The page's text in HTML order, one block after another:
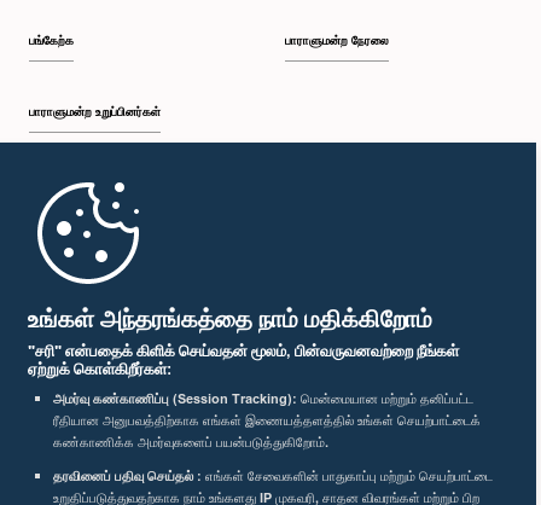
உங்கள் அந்தரங்கத்தை நாம் மதிக்கிறோம்
"சரி" என்பதைக் கிளிக் செய்வதன் மூலம், பின்வருவனவற்றை நீங்கள்
ஏற்றுக் கொள்கிறீர்கள்:
அமர்வு கண்காணிப்பு (Session Tracking): மென்மையான மற்றும் தனிப்பட்ட
ரீதியான அனுபவத்திற்காக எங்கள் இணையத்தளத்தில் உங்கள் செயற்பாட்டைக்
கண்காணிக்க அமர்வுகளைப் பயன்படுத்துகிறோம்.
தரவினைப் பதிவு செய்தல் : எங்கள் சேவைகளின் பாதுகாப்பு மற்றும் செயற்பாட்டை
உறுதிப்படுத்துவதற்காக நாம் உங்களது IP முகவரி, சாதன விவரங்கள் மற்றும் பிற
பங்கேற்க
பாராளுமன்ற உறுப்பினர்கள்
முதற்பக்கம்
பாராளுமன்ற நேரலை
பாராளுமன்ற கையடக்க செயலி
எம்மை பின்தொடர்க :
விருதுகள்